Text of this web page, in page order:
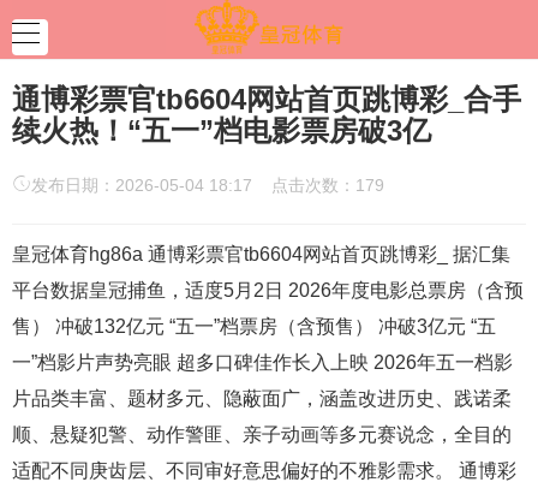
通博彩票官tb6604网站首页跳博彩_合手
续火热！“五一”档电影票房破3亿
发布日期：2026-05-04 18:17 点击次数：179
皇冠体育hg86a 通博彩票官tb6604网站首页跳博彩_ 据汇集
平台数据皇冠捕鱼，适度5月2日 2026年度电影总票房（含预
售） 冲破132亿元 “五一”档票房（含预售） 冲破3亿元 “五
一”档影片声势亮眼 超多口碑佳作长入上映 2026年五一档影
片品类丰富、题材多元、隐蔽面广，涵盖改进历史、践诺柔
顺、悬疑犯警、动作警匪、亲子动画等多元赛说念，全目的
适配不同庚齿层、不同审好意思偏好的不雅影需求。 通博彩